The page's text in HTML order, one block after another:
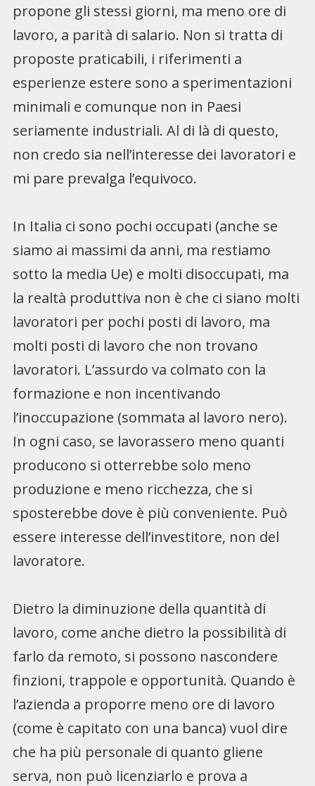
propone gli stessi giorni, ma meno ore di
lavoro, a parità di salario. Non si tratta di
proposte praticabili, i riferimenti a
esperienze estere sono a sperimentazioni
minimali e comunque non in Paesi
seriamente industriali. Al di là di questo,
non credo sia nell’interesse dei lavoratori e
mi pare prevalga l’equivoco.
In Italia ci sono pochi occupati (anche se
siamo ai massimi da anni, ma restiamo
sotto la media Ue) e molti disoccupati, ma
la realtà produttiva non è che ci siano molti
lavoratori per pochi posti di lavoro, ma
molti posti di lavoro che non trovano
lavoratori. L’assurdo va colmato con la
formazione e non incentivando
l’inoccupazione (sommata al lavoro nero).
In ogni caso, se lavorassero meno quanti
producono si otterrebbe solo meno
produzione e meno ricchezza, che si
sposterebbe dove è più conveniente. Può
essere interesse dell’investitore, non del
lavoratore.
Dietro la diminuzione della quantità di
lavoro, come anche dietro la possibilità di
farlo da remoto, si possono nascondere
finzioni, trappole e opportunità. Quando è
l’azienda a proporre meno ore di lavoro
(come è capitato con una banca) vuol dire
che ha più personale di quanto gliene
serva, non può licenziarlo e prova a